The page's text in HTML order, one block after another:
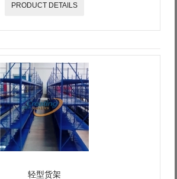
PRODUCT DETAILS
轻型货架